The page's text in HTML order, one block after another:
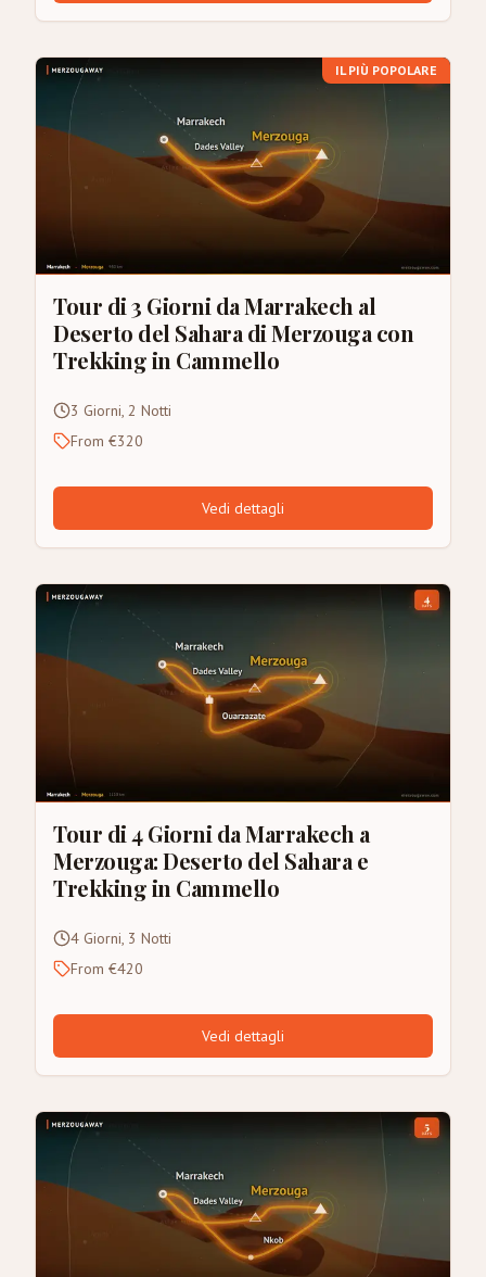
IL PIÙ POPOLARE
Tour di 3 Giorni da Marrakech al
Deserto del Sahara di Merzouga con
Trekking in Cammello
3 Giorni, 2 Notti
From €320
Vedi dettagli
Tour di 4 Giorni da Marrakech a
Merzouga: Deserto del Sahara e
Trekking in Cammello
4 Giorni, 3 Notti
From €420
Vedi dettagli